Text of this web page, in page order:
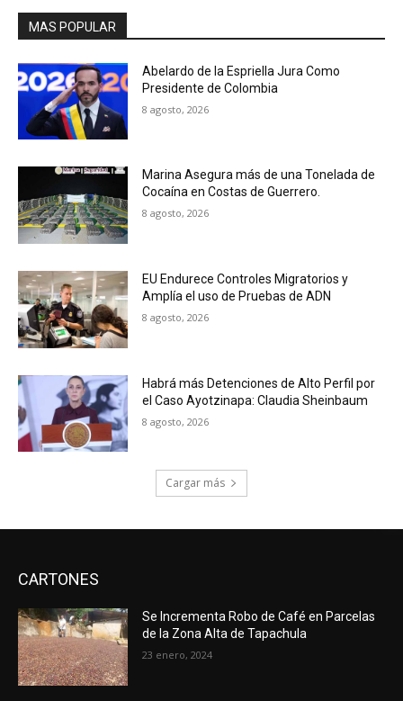
MAS POPULAR
Abelardo de la Espriella Jura Como
Presidente de Colombia
8 agosto, 2026
Marina Asegura más de una Tonelada de
Cocaína en Costas de Guerrero.
8 agosto, 2026
EU Endurece Controles Migratorios y
Amplía el uso de Pruebas de ADN
8 agosto, 2026
Habrá más Detenciones de Alto Perfil por
el Caso Ayotzinapa: Claudia Sheinbaum
8 agosto, 2026
Cargar más
CARTONES
Se Incrementa Robo de Café en Parcelas
de la Zona Alta de Tapachula
23 enero, 2024